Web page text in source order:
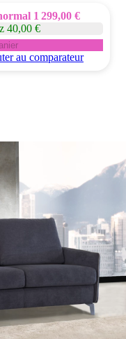
1 299,00 €
40,00 €
au comparateur